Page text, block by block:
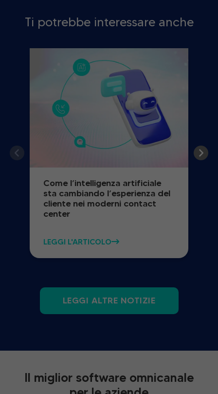
Ti potrebbe interessare anche
Come l’intelligenza artificiale
sta cambiando l’esperienza del
cliente nei moderni contact
center
LEGGI L'ARTICOLO
LEGGI ALTRE NOTIZIE
Il miglior software omnicanale